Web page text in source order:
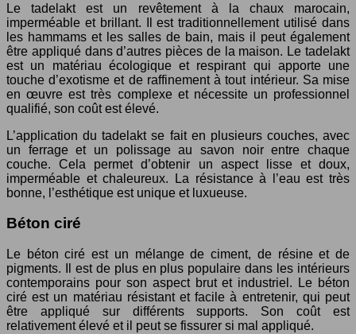
Le tadelakt est un revêtement à la chaux marocain,
imperméable et brillant. Il est traditionnellement utilisé dans
les hammams et les salles de bain, mais il peut également
être appliqué dans d’autres pièces de la maison. Le tadelakt
est un matériau écologique et respirant qui apporte une
touche d’exotisme et de raffinement à tout intérieur. Sa mise
en œuvre est très complexe et nécessite un professionnel
qualifié, son coût est élevé.
L’application du tadelakt se fait en plusieurs couches, avec
un ferrage et un polissage au savon noir entre chaque
couche. Cela permet d’obtenir un aspect lisse et doux,
imperméable et chaleureux. La résistance à l’eau est très
bonne, l’esthétique est unique et luxueuse.
Béton ciré
Le béton ciré est un mélange de ciment, de résine et de
pigments. Il est de plus en plus populaire dans les intérieurs
contemporains pour son aspect brut et industriel. Le béton
ciré est un matériau résistant et facile à entretenir, qui peut
être appliqué sur différents supports. Son coût est
relativement élevé et il peut se fissurer si mal appliqué.